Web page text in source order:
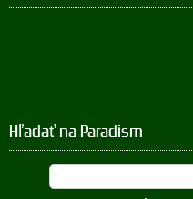
Hľadať na Paradism